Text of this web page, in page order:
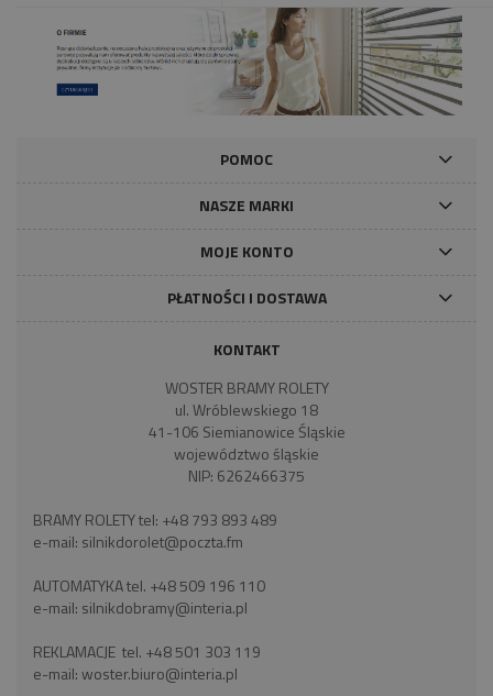
POMOC
NASZE MARKI
MOJE KONTO
PŁATNOŚCI I DOSTAWA
KONTAKT
WOSTER BRAMY ROLETY
ul. Wróblewskiego 18
41-106 Siemianowice Śląskie
województwo śląskie
NIP: 6262466375
BRAMY ROLETY tel: +48 793 893 489
e-mail: silnikdorolet@poczta.fm
AUTOMATYKA tel. +48 509 196 110
e-mail: silnikdobramy@interia.pl
REKLAMACJE tel. +48 501 303 119
e-mail:woster.biuro@interia.pl